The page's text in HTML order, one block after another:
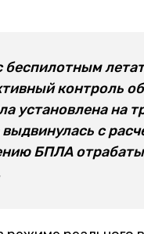
беспилотным
контроль
установлена на
с
БПЛА